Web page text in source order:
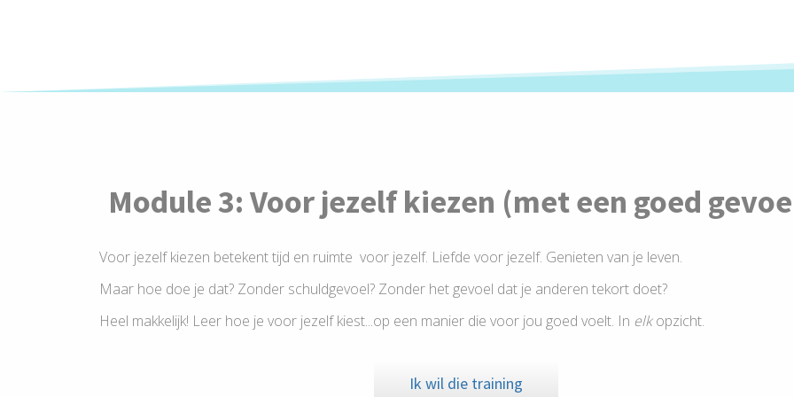
Module 3: Voor jezelf kiezen (met een goed
Voor jezelf kiezen betekent tijd en ruimte voor jezelf. Liefde voor jezelf. Genieten van je leven.
Maar hoe doe je dat? Zonder schuldgevoel? Zonder het gevoel dat je anderen tekort doet?
Heel makkelijk! Leer hoe je voor jezelf kiest...op een manier die voor jou goed voelt. In elkopzicht.
Ik wil die training